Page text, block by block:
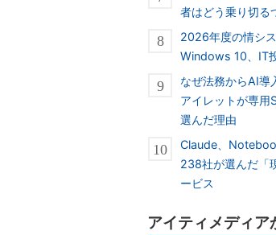
者はどう乗り切る
2026年度の情シ
Windows 10、IT
なぜ法務からAI
アイレットが専用
選んだ理由
Claude、
238社が選んだ「
ービス
アイティメディ